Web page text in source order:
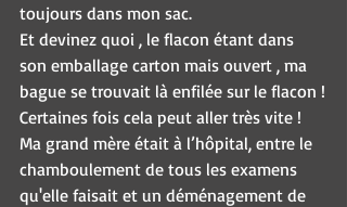
toujours dans mon sac.
Et devinez quoi , le flacon étant dans
son emballage carton mais ouvert , ma
bague se trouvait là enfilée sur le flacon !
Certaines fois cela peut aller très vite !
Ma grand mère était à l’hôpital, entre le
chamboulement de tous les examens
qu'elle faisait et un déménagement de